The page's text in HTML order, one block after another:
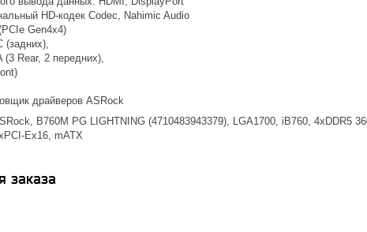
HD-кодек Codec, Nahimic Audio
Gen4x4)
(задних),
(3 Rear, 2 передних),
драйверов ASRock
B760M PG LIGHTNING (4710483943379), LGA1700, iB760, 4xDDR5
Ex16, mATX
заказа